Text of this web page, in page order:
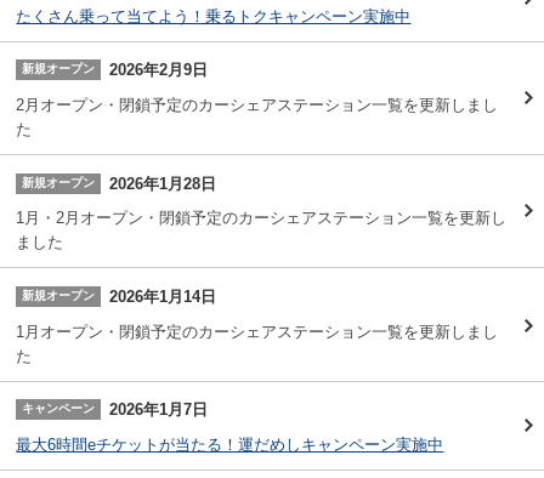
たくさん乗って当てよう！乗るトクキャンペーン実施中
新規オープン
2026年2月9日
2月オープン・閉鎖予定のカーシェアステーション一覧を更新しまし
た
新規オープン
2026年1月28日
1月・2月オープン・閉鎖予定のカーシェアステーション一覧を更新し
ました
新規オープン
2026年1月14日
1月オープン・閉鎖予定のカーシェアステーション一覧を更新しまし
た
キャンペーン
2026年1月7日
最大6時間eチケットが当たる！運だめしキャンペーン実施中